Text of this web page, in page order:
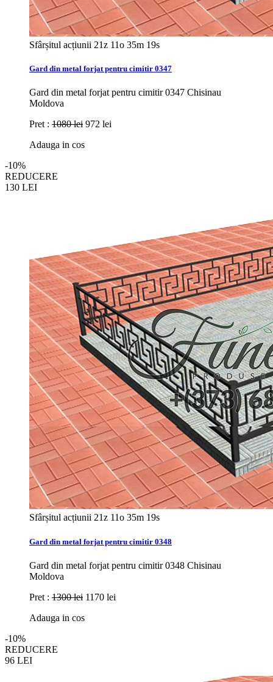
Sfârșitul acțiunii 21z 11o 35m 17s
Gard din metal forjat pentru cimitir 0347
Gard din metal forjat pentru cimitir 0347 Chisinau
Moldova
Pret : 1080 lei 972 lei
Adauga in cos
-10%
REDUCERE
130 LEI
Sfârșitul acțiunii 21z 11o 35m 17s
Gard din metal forjat pentru cimitir 0348
Gard din metal forjat pentru cimitir 0348 Chisinau
Moldova
Pret : 1300 lei 1170 lei
Adauga in cos
-10%
REDUCERE
96 LEI